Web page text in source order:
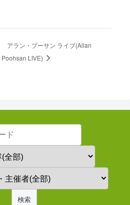
アラン・プーサン ライブ(Allan
Poohsan LIVE)